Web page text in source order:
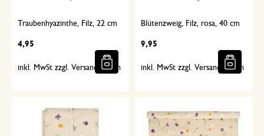
Traubenhyazinthe, Filz, 22 cm
4,95
inkl. MwSt zzgl. Versandkosten
Blütenzweig, Filz, rosa, 40 cm
9,95
inkl. MwSt zzgl. Versandkosten